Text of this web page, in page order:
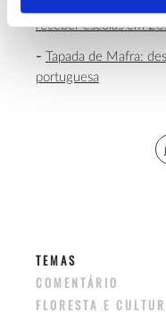
receber escolas em
Tapada de Mafra:
portuguesa
TEMAS
COMENTÁRIO
FLORESTA E